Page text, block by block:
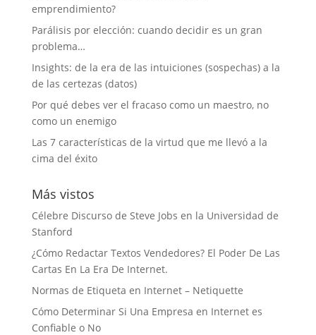
emprendimiento?
Parálisis por elección: cuando decidir es un gran
problema…
Insights: de la era de las intuiciones (sospechas) a la
de las certezas (datos)
Por qué debes ver el fracaso como un maestro, no
como un enemigo
Las 7 características de la virtud que me llevó a la
cima del éxito
Más vistos
Célebre Discurso de Steve Jobs en la Universidad de
Stanford
¿Cómo Redactar Textos Vendedores? El Poder De Las
Cartas En La Era De Internet.
Normas de Etiqueta en Internet – Netiquette
Cómo Determinar Si Una Empresa en Internet es
Confiable o No